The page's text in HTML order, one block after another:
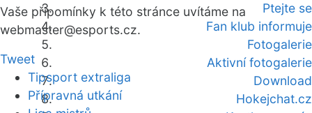
Ptejte se
Fan klub informuje
Fotogalerie
Aktivní fotogalerie
Download
Hokejchat.cz
Vaše připomínky k této stránce uvítáme na
webmaster@esports.cz.
Tweet
Tipsport extraliga
Přípravná utkání